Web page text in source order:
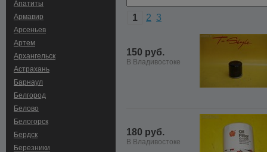
Апатиты
Армавир
Арсеньев
Артем
Архангельск
Астрахань
Барнаул
Белгород
Белово
Белогорск
Бердск
Березники
1 2 3
150 руб.
В Владивостоке
180 руб.
В Владивостоке